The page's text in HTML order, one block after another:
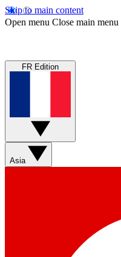
Skip to main content
Open menu Close main menu
FR Edition
Asia